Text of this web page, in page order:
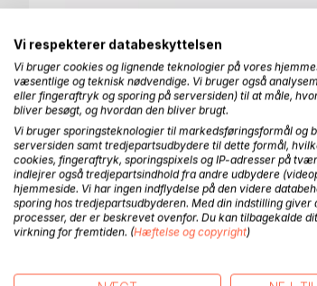
BESKRIVELSE
En lille historie om den glade nisse
aktiviteter.
FORFATTER
Vi respekterer databeskyttelsen
Vi bruger cookies og lignende teknologier på vores
væsentlige og teknisk nødvendige. Vi bruger også
eller fingeraftryk og sporing på serversiden) til at måle,
bliver besøgt, og hvordan den bliver brugt.
Vi bruger sporingsteknologier til markedsføringsformål og
serversiden samt tredjepartsudbydere til dette formål,
cookies, fingeraftryk, sporingspixels og IP-adresser på
indlejrer også tredjepartsindhold fra andre udbydere
hjemmeside. Vi har ingen indflydelse på den videre
sporing hos tredjepartsudbyderen. Med din indstilling giver
processer, der er beskrevet ovenfor. Du kan tilbagekalde
virkning for fremtiden. (Hæftelse og copyright)